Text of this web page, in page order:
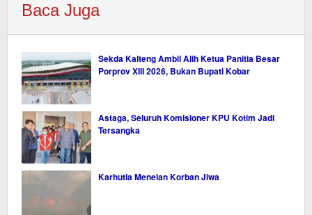
Baca Juga
Sekda Kalteng Ambil Alih Ketua Panitia Besar
Porprov XIII 2026, Bukan Bupati Kobar
Astaga, Seluruh Komisioner KPU Kotim Jadi
Tersangka
Karhutla Menelan Korban Jiwa